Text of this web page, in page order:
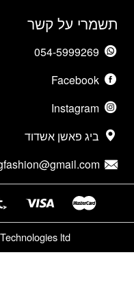
תשמרי על קשר
054-5999269
Facebook
Instagram
ביג פאשן אשדוד
ltd